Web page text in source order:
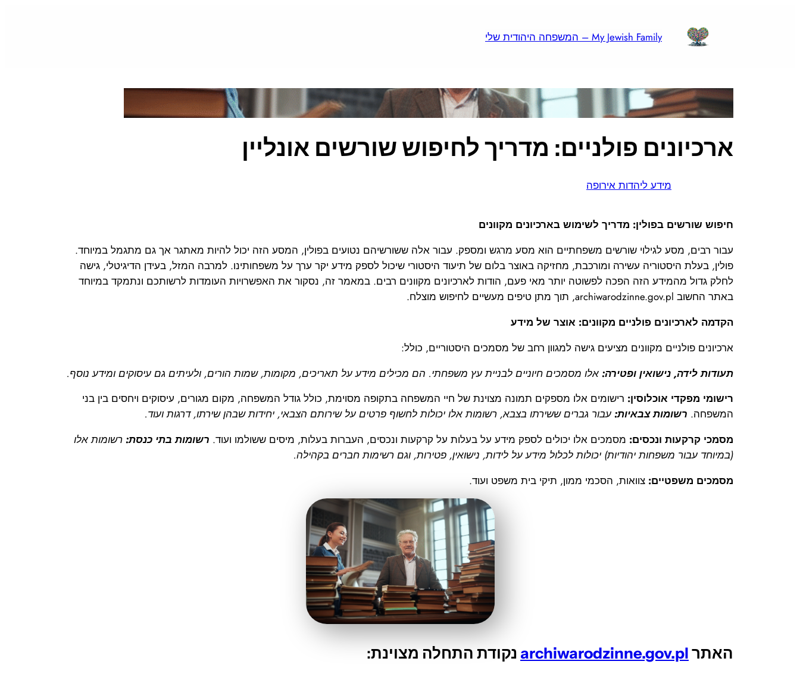
My Jewish Family – המשפחה היהודית שלי
ארכיונים פולניים: מדריך לחיפוש שורשים אונליין
מידע ליהדות אירופה
חיפוש שורשים בפולין: מדריך לשימוש בארכיונים מקוונים
עבור רבים, מסע לגילוי שורשים משפחתיים הוא מסע מרגש ומספק. עבור אלה ששורשיהם נטועים בפולין, המסע הזה יכול להיות מאתגר אך גם מתגמל במיוחד.
פולין, בעלת היסטוריה עשירה ומורכבת, מחזיקה באוצר בלום של תיעוד היסטורי שיכול לספק מידע יקר ערך על משפחותינו. למרבה המזל, בעידן הדיגיטלי, גישה
לחלק גדול מהמידע הזה הפכה לפשוטה יותר מאי פעם, הודות לארכיונים מקוונים רבים. במאמר זה, נסקור את האפשרויות העומדות לרשותכם ונתמקד במיוחד
באתר החשוב archiwarodzinne.gov.pl, תוך מתן טיפים מעשיים לחיפוש מוצלח.
הקדמה לארכיונים פולניים מקוונים: אוצר של מידע
ארכיונים פולניים מקוונים מציעים גישה למגוון רחב של מסמכים היסטוריים, כולל:
תעודות לידה, נישואין ופטירה: אלו מסמכים חיוניים לבניית עץ משפחתי. הם מכילים מידע על תאריכים, מקומות, שמות הורים, ולעיתים גם עיסוקים ומידע נוסף.
רישומי מפקדי אוכלוסין: רישומים אלו מספקים תמונה מצוינת של חיי המשפחה בתקופה מסוימת, כולל גודל המשפחה, מקום מגורים, עיסוקים ויחסים בין בני
המשפחה. רשומות צבאיות: עבור גברים ששירתו בצבא, רשומות אלו יכולות לחשוף פרטים על שירותם הצבאי, יחידות שבהן שירתו, דרגות ועוד.
מסמכי קרקעות ונכסים: מסמכים אלו יכולים לספק מידע על בעלות על קרקעות ונכסים, העברות בעלות, מיסים ששולמו ועוד. רשומות בתי כנסת: רשומות אלו
(במיוחד עבור משפחות יהודיות) יכולות לכלול מידע על לידות, נישואין, פטירות, וגם רשימות חברים בקהילה.
מסמכים משפטיים: צוואות, הסכמי ממון, תיקי בית משפט ועוד.
האתרarchiwarodzinne.gov.pl נקודת התחלה מצוינת: